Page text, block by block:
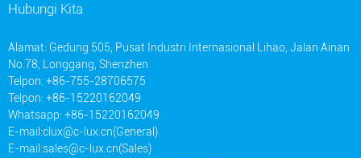
Hubungi Kita
Alamat: Gedung 505, Pusat Industri Internasional Lihao, Jalan Ainan
No.78, Longgang, Shenzhen
Telpon: +86-755-28706575
Telpon: +86-15220162049
Whatsapp: +86-15220162049
E-mail:clux@c-lux.cn(General)
E-mail:sales@c-lux.cn(Sales)